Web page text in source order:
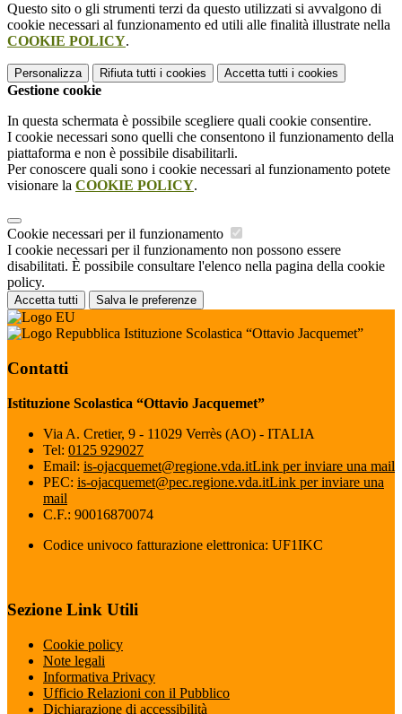
Questo sito o gli strumenti terzi da questo utilizzati si avvalgono di
cookie necessari al funzionamento ed utili alle finalità illustrate nella
COOKIE POLICY.
Personalizza Rifiuta tutti i cookies Accetta tutti i cookies
Gestione cookie
In questa schermata è possibile scegliere quali cookie consentire.
I cookie necessari sono quelli che consentono il funzionamento della
piattaforma e non è possibile disabilitarli.
Per conoscere quali sono i cookie necessari al funzionamento potete
visionare la COOKIE POLICY.
Cookie necessari per il funzionamento
I cookie necessari per il funzionamento non possono essere
disabilitati. È possibile consultare l'elenco nella pagina della cookie
policy.
Accetta tutti Salva le preferenze
Istituzione Scolastica “Ottavio Jacquemet”
Contatti
Istituzione Scolastica “Ottavio Jacquemet”
Via A. Cretier, 9 - 11029 Verrès (AO) - ITALIA
Tel: 0125 929027
Email: is-ojacquemet@regione.vda.itLink per inviare una mail
PEC: is-ojacquemet@pec.regione.vda.itLink per inviare una
mail
C.F.: 90016870074
Codice univoco fatturazione elettronica: UF1IKC
Sezione Link Utili
Cookie policy
Note legali
Informativa Privacy
Ufficio Relazioni con il Pubblico
Dichiarazione di accessibilità